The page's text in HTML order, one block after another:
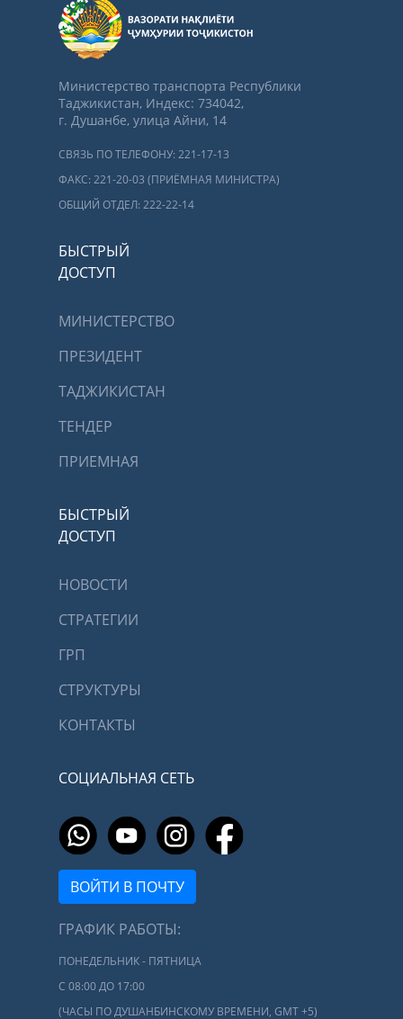
Министерство транспорта Республики
Таджикистан, Индекс: 734042,
г. Душанбе, улица Айни, 14
СВЯЗЬ ПО ТЕЛЕФОНУ: 221-17-13
ФАКС: 221-20-03 (ПРИЁМНАЯ МИНИСТРА)
ОБЩИЙ ОТДЕЛ: 222-22-14
БЫСТРЫЙ
ДОСТУП
МИНИСТЕРСТВО
ПРЕЗИДЕНТ
ТАДЖИКИСТАН
ТЕНДЕР
ПРИЕМНАЯ
БЫСТРЫЙ
ДОСТУП
НОВОСТИ
СТРАТЕГИИ
ГРП
СТРУКТУРЫ
КОНТАКТЫ
СОЦИАЛЬНАЯ СЕТЬ
ВОЙТИ В ПОЧТУ
ГРАФИК РАБОТЫ:
ПОНЕДЕЛЬНИК - ПЯТНИЦА
С 08:00 ДО 17:00
(ЧАСЫ ПО ДУШАНБИНСКОМУ ВРЕМЕНИ, GMT +5)